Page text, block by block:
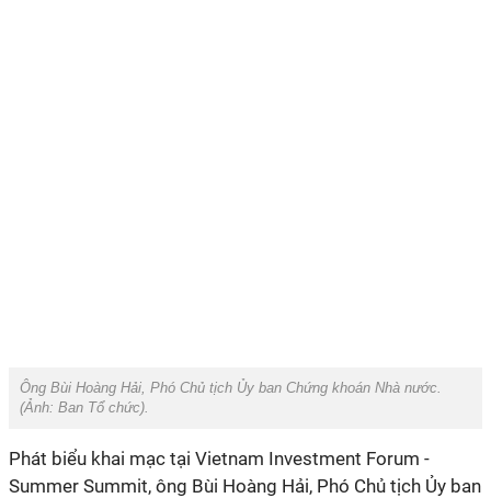
Ông Bùi Hoàng Hải, Phó Chủ tịch Ủy ban Chứng khoán Nhà nước.
(Ảnh: Ban Tổ chức).
Phát biểu khai mạc tại Vietnam Investment Forum -
Summer Summit, ông Bùi Hoàng Hải, Phó Chủ tịch Ủy ban